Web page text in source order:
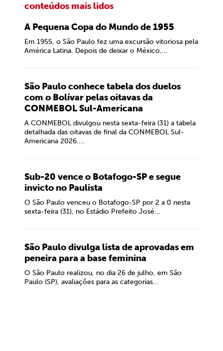
conteúdos mais lidos
A Pequena Copa do Mundo de 1955
Em 1955, o São Paulo fez uma excursão vitoriosa pela
América Latina. Depois de deixar o México,...
São Paulo conhece tabela dos duelos
com o Bolívar pelas oitavas da
CONMEBOL Sul-Americana
A CONMEBOL divulgou nesta sexta-feira (31) a tabela
detalhada das oitavas de final da CONMEBOL Sul-
Americana 2026....
Sub-20 vence o Botafogo-SP e segue
invicto no Paulista
O São Paulo venceu o Botafogo-SP por 2 a 0 nesta
sexta-feira (31), no Estádio Prefeito José...
São Paulo divulga lista de aprovadas em
peneira para a base feminina
O São Paulo realizou, no dia 26 de julho, em São
Paulo (SP), avaliações para as categorias...